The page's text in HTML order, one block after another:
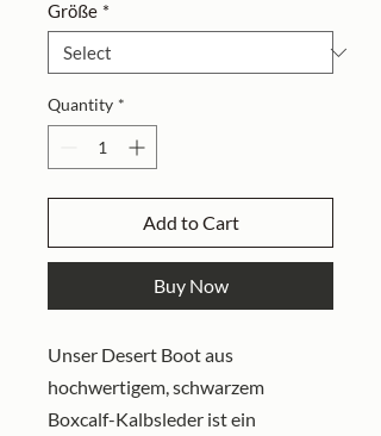
Größe *
Quantity *
Add to Cart
Buy Now
Unser Desert Boot aus
hochwertigem, schwarzem
Boxcalf-Kalbsleder ist ein